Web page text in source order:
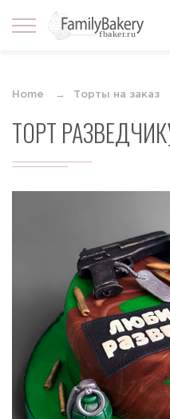
Home Торты на заказ
ТОРТ